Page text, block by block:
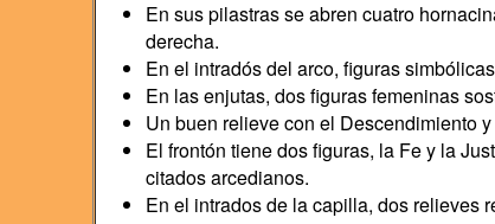
En sus pilastras se abren cuatro
derecha.
En el intradós del arco, figuras
En las enjutas, dos figuras femeninas
Un buen relieve con el Descendimiento
El frontón tiene dos figuras, la Fe y la
citados arcedianos.
En el intrados de la capilla, dos relieves